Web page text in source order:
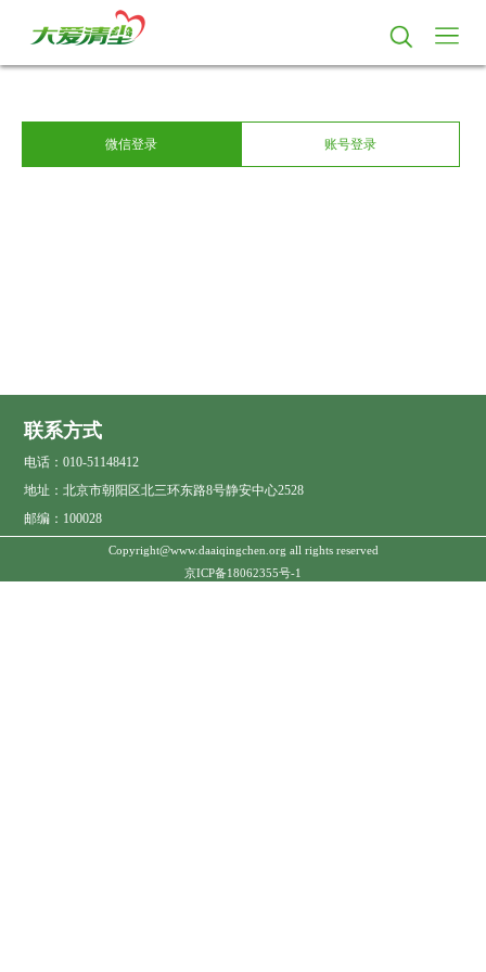
微信登录 账号登录
联系方式
电话：010-51148412
地址：北京市朝阳区北三环东路8号静安中心2528
邮编：100028
Copyright@www.daaiqingchen.org all rights reserved
京ICP备18062355号-1